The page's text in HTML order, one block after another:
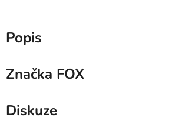
Popis
Značka FOX
Diskuze